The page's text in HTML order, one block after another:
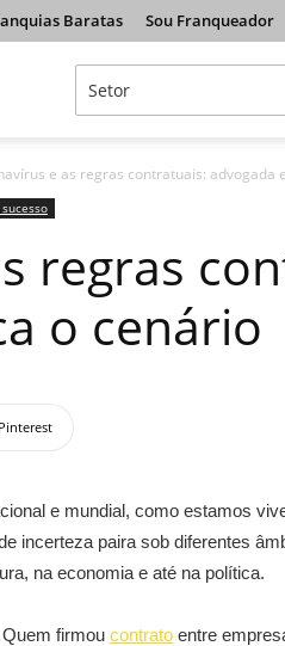
Baratas Sou Franqueador
e as regras contratuais: advogada
regras
o cenário
Pinterest
e mundial, como estamos
incerteza paira sob diferentes
na economia e até na política.
firmou contrato entre